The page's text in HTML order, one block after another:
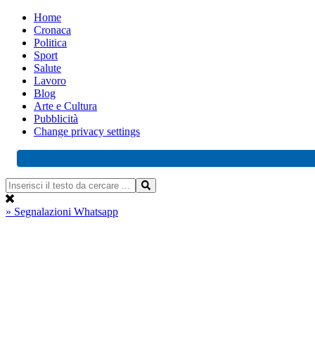
Home
Cronaca
Politica
Sport
Salute
Lavoro
Blog
Arte e Cultura
Pubblicità
Change privacy settings
» Segnalazioni Whatsapp